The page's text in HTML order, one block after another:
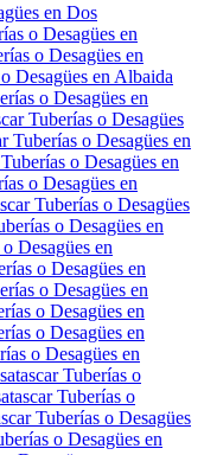
en Dos
o Desagües en
o Desagües en
Desagües en Albaida
o Desagües en
Tuberías o Desagües
Tuberías o Desagües en
o Desagües en
o Desagües en
Tuberías o Desagües
o Desagües en
Desagües en
o Desagües en
o Desagües en
o Desagües en
o Desagües en
o Desagües en
Tuberías o
Tuberías o
Tuberías o Desagües
o Desagües en